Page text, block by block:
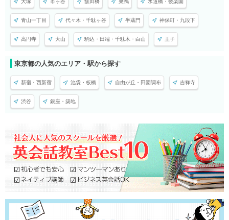
青山一丁目 代々木・千駄ヶ谷 半蔵門 神保町・九段下
高円寺 大山 駒込・田端・千駄木・白山 王子
東京都の人気のエリア・駅から探す
新宿・西新宿 池袋・板橋 自由が丘・田園調布 吉祥寺
渋谷 銀座・築地